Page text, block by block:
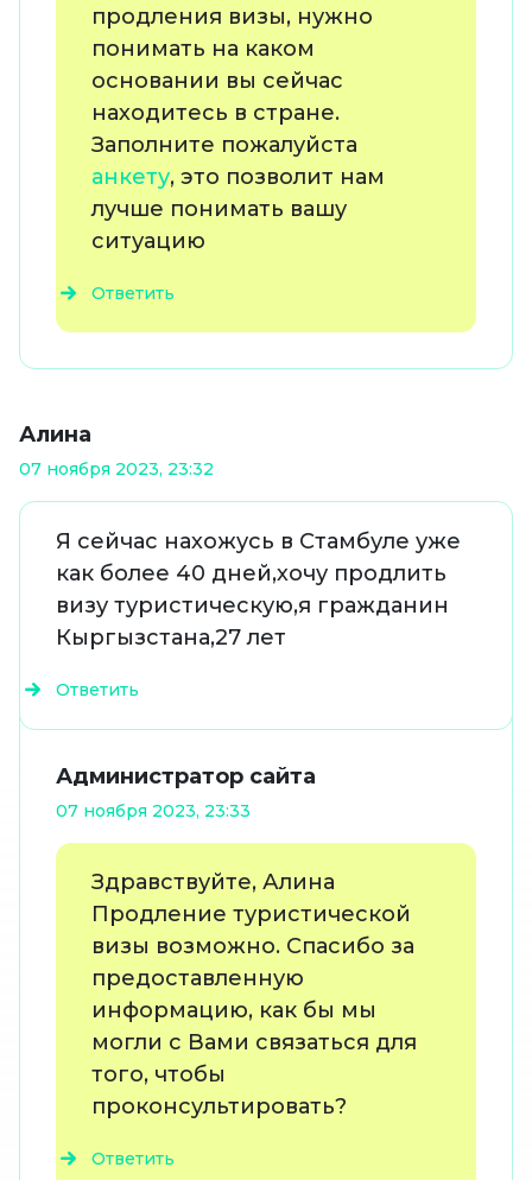
продления визы, нужно
понимать на каком
основании вы сейчас
находитесь в стране.
Заполните пожалуйста
анкету, это позволит нам
лучше понимать вашу
ситуацию
Ответить
Алина
07 ноября 2023, 23:32
Я сейчас нахожусь в Стамбуле уже
как более 40 дней,хочу продлить
визу туристическую,я гражданин
Кыргызстана,27 лет
Ответить
Администратор сайта
07 ноября 2023, 23:33
Здравствуйте, Алина
Продление туристической
визы возможно. Спасибо за
предоставленную
информацию, как бы мы
могли с Вами связаться для
того, чтобы
проконсультировать?
Ответить